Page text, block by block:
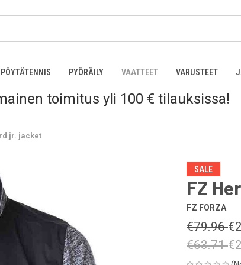
PÖYTÄTENNIS PYÖRÄILY VAATTEET VARUSTEET
toimitus yli 100 € tilauksissa!
jr. jacket
SALE
FZ
FZ FORZA
€79.96
€63.71